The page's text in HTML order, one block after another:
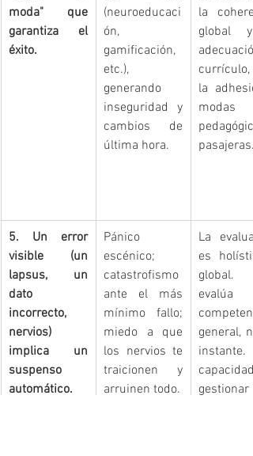
moda" que
garantiza el
éxito.
(neuroeducaci
ón,
gamificación,
etc.),
generando
inseguridad y
cambios de
última hora.
la
global
la
modas
pasajeras.
5. Un error
visible (un
lapsus, un
dato
incorrecto,
nervios)
implica un
suspenso
automático.
Pánico
escénico;
catastrofismo
ante el más
mínimo fallo;
miedo a que
los nervios te
traicionen y
arruinen todo.
La
es
global.
general,